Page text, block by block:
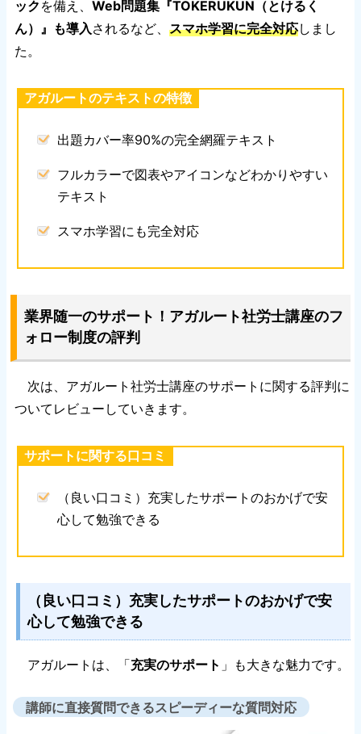
ック を備え、 Web問題集『TOKERUKUN（とけるく
ん）』も導入されるなど、 スマホ学習に完全対応しまし
た。
アガルートのテキストの特徴
出題カバー率90%の完全網羅テキスト
フルカラーで図表やアイコンなどわかりやすい
テキスト
スマホ学習にも完全対応
業界随一のサポート！アガルート社労士講座のフ
ォロー制度の評判
次は、アガルート社労士講座のサポートに関する評判に
ついてレビューしていきます。
サポートに関する口コミ
（良い口コミ）充実したサポートのおかげで安
心して勉強できる
（良い口コミ）充実したサポートのおかげで安
心して勉強できる
アガルートは、「充実のサポート 」も大きな魅力です。
講師に直接質問できるスピーディーな質問対応